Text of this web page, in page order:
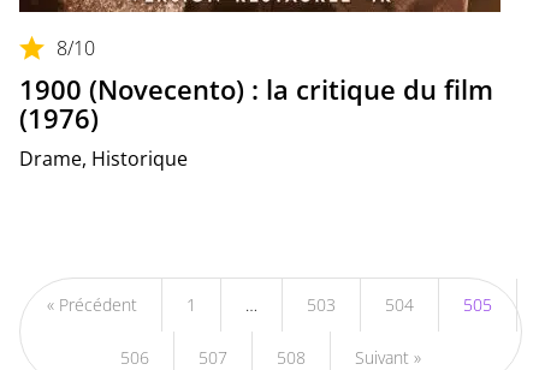
8/10
1900 (Novecento) : la critique du film
(1976)
Drame, Historique
« Précédent 1 … 503 504 505
506 507 508 Suivant »